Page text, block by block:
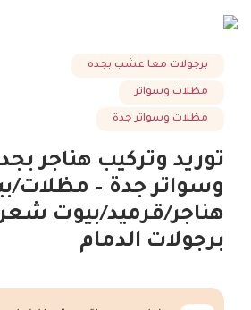
برجولات معا عشب بجده
مظلات وسواتر
مظلات وسواتر جدة
توريد وتركيب هناجر
وسواتر جدة –
هناجر/قرميد/بيوت
برجولات الدمام